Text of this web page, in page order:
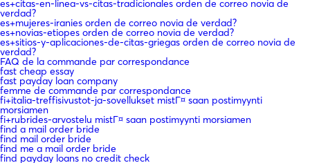
es+citas-en-linea-vs-citas-tradicionales orden de correo novia de
verdad?
es+mujeres-iranies orden de correo novia de verdad?
es+novias-etiopes orden de correo novia de verdad?
es+sitios-y-aplicaciones-de-citas-griegas orden de correo novia de
verdad?
FAQ de la commande par correspondance
fast cheap essay
fast payday loan company
femme de commande par correspondance
fi+italia-treffisivustot-ja-sovellukset mistГ¤ saan postimyynti
morsiamen
fi+rubrides-arvostelu mistГ¤ saan postimyynti morsiamen
find a mail order bride
find mail order bride
find me a mail order bride
find payday loans no credit check